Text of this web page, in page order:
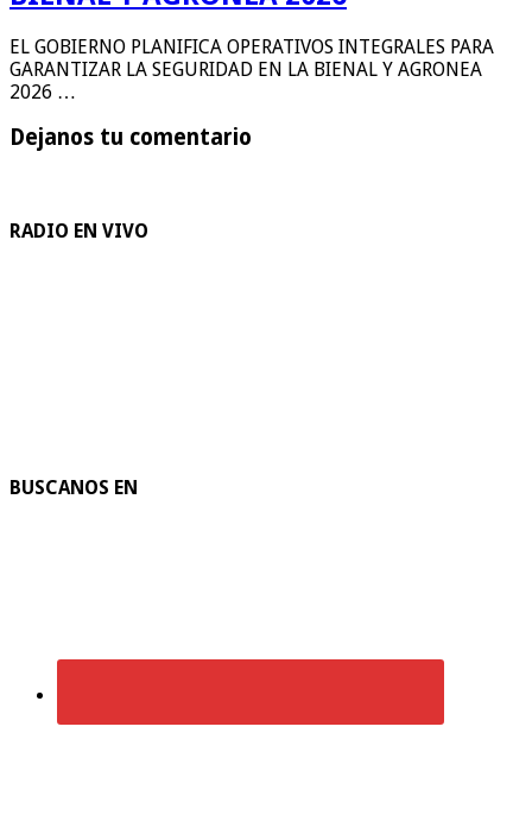
EL GOBIERNO PLANIFICA OPERATIVOS INTEGRALES PARA
GARANTIZAR LA SEGURIDAD EN LA BIENAL Y AGRONEA
2026 …
Dejanos tu comentario
RADIO EN VIVO
BUSCANOS EN